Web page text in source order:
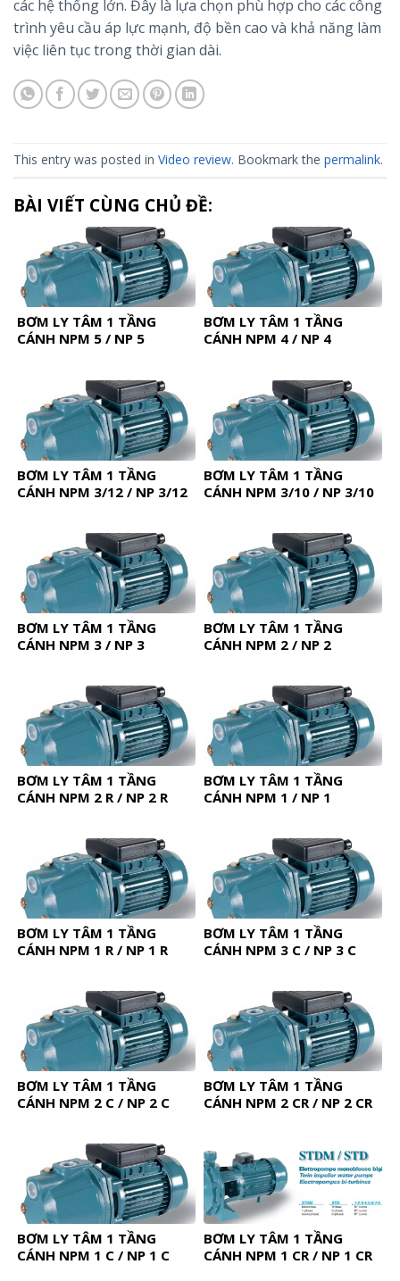
các hệ thống lớn. Đây là lựa chọn phù hợp cho các công
trình yêu cầu áp lực mạnh, độ bền cao và khả năng làm
việc liên tục trong thời gian dài.
This entry was posted in Video review. Bookmark the permalink.
BÀI VIẾT CÙNG CHỦ ĐỀ:
BƠM LY TÂM 1 TẦNG
CÁNH NPM 5 / NP 5
BƠM LY TÂM 1 TẦNG
CÁNH NPM 4 / NP 4
BƠM LY TÂM 1 TẦNG
CÁNH NPM 3/12 / NP 3/12
BƠM LY TÂM 1 TẦNG
CÁNH NPM 3/10 / NP 3/10
BƠM LY TÂM 1 TẦNG
CÁNH NPM 3 / NP 3
BƠM LY TÂM 1 TẦNG
CÁNH NPM 2 / NP 2
BƠM LY TÂM 1 TẦNG
CÁNH NPM 2 R / NP 2 R
BƠM LY TÂM 1 TẦNG
CÁNH NPM 1 / NP 1
BƠM LY TÂM 1 TẦNG
CÁNH NPM 1 R / NP 1 R
BƠM LY TÂM 1 TẦNG
CÁNH NPM 3 C / NP 3 C
BƠM LY TÂM 1 TẦNG
CÁNH NPM 2 C / NP 2 C
BƠM LY TÂM 1 TẦNG
CÁNH NPM 2 CR / NP 2 CR
BƠM LY TÂM 1 TẦNG
CÁNH NPM 1 C / NP 1 C
BƠM LY TÂM 1 TẦNG
CÁNH NPM 1 CR / NP 1 CR